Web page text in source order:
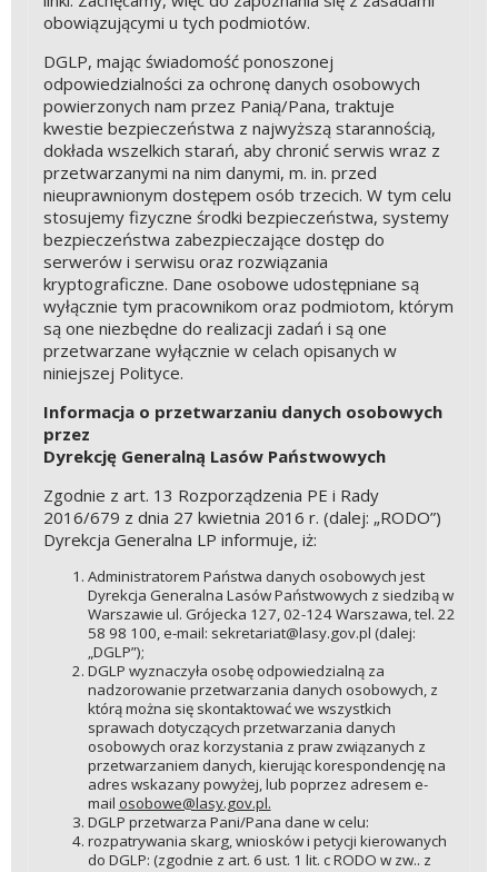
obowiązującymi u tych podmiotów.
DGLP, mając świadomość ponoszonej
odpowiedzialności za ochronę danych osobowych
powierzonych nam przez Panią/Pana, traktuje
kwestie bezpieczeństwa z najwyższą starannością,
dokłada wszelkich starań, aby chronić serwis wraz z
przetwarzanymi na nim danymi, m. in. przed
nieuprawnionym dostępem osób trzecich. W tym celu
stosujemy fizyczne środki bezpieczeństwa, systemy
bezpieczeństwa zabezpieczające dostęp do
serwerów i serwisu oraz rozwiązania
kryptograficzne. Dane osobowe udostępniane są
wyłącznie tym pracownikom oraz podmiotom, którym
są one niezbędne do realizacji zadań i są one
przetwarzane wyłącznie w celach opisanych w
niniejszej Polityce.
Informacja o przetwarzaniu danych osobowych
przez
Dyrekcję Generalną Lasów Państwowych
Zgodnie z art. 13 Rozporządzenia PE i Rady
2016/679 z dnia 27 kwietnia 2016 r. (dalej: „RODO”)
Dyrekcja Generalna LP informuje, iż:
Administratorem Państwa danych osobowych jest
Dyrekcja Generalna Lasów Państwowych z siedzibą w
Warszawie ul. Grójecka 127, 02-124 Warszawa, tel. 22
58 98 100, e-mail: sekretariat@lasy.gov.pl (dalej:
„DGLP”);
DGLP wyznaczyła osobę odpowiedzialną za
nadzorowanie przetwarzania danych osobowych, z
którą można się skontaktować we wszystkich
sprawach dotyczących przetwarzania danych
osobowych oraz korzystania z praw związanych z
przetwarzaniem danych, kierując korespondencję na
adres wskazany powyżej, lub poprzez adresem e-
mail osobowe@lasy.gov.pl.
DGLP przetwarza Pani/Pana dane w celu:
rozpatrywania skarg, wniosków i petycji kierowanych
do DGLP: (zgodnie z art. 6 ust. 1 lit. c RODO w zw.. z